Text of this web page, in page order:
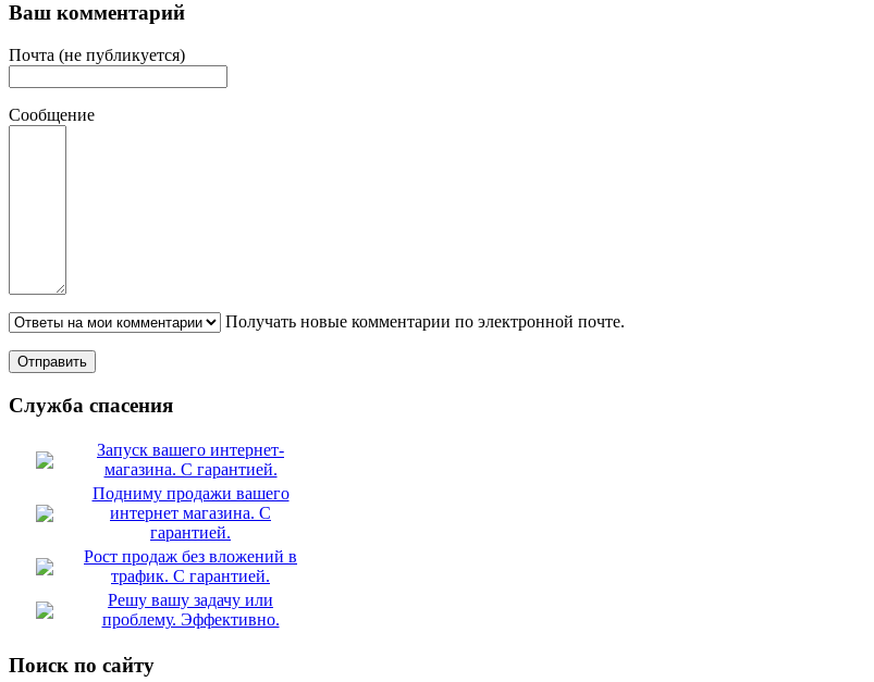
Ваш комментарий
Почта (не публикуется)
Сообщение
Получать новые комментарии по электронной почте.
Служба спасения
Запуск вашего интернет-
магазина. С гарантией.
Подниму продажи вашего
интернет магазина. С
гарантией.
Рост продаж без вложений в
трафик. С гарантией.
Решу вашу задачу или
проблему. Эффективно.
Поиск по сайту